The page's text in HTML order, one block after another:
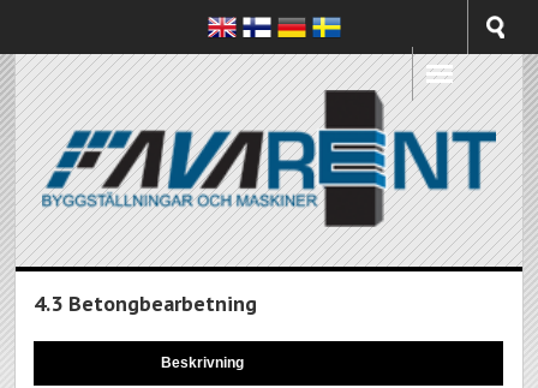
4.3 Betongbearbetning
Beskrivning